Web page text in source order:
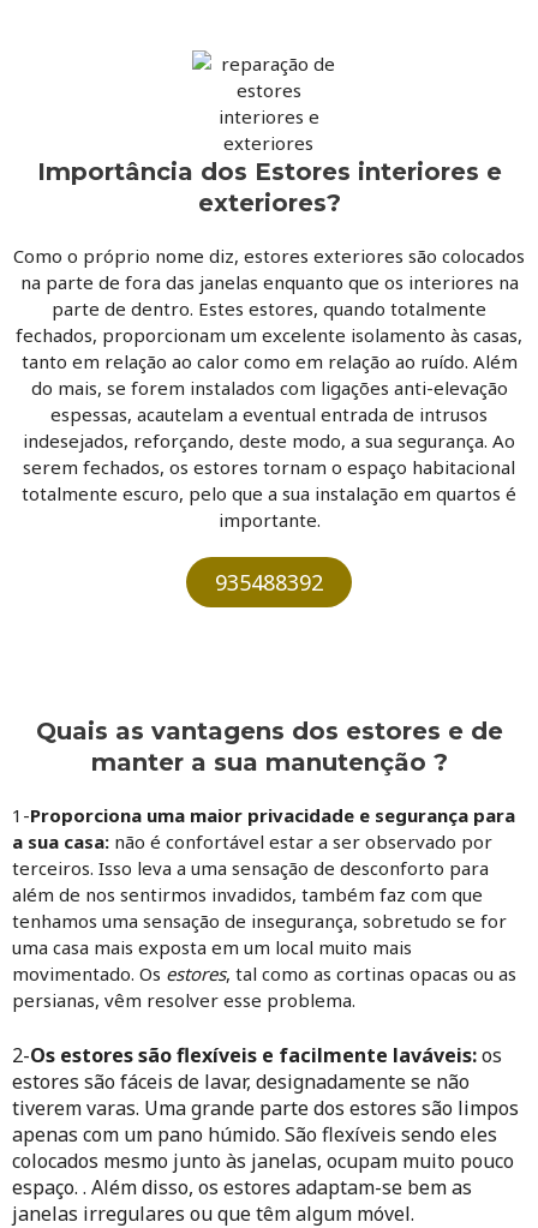
Importância dos Estores interiores e
exteriores?
Como o próprio nome diz, estores exteriores são colocados
na parte de fora das janelas enquanto que os interiores na
parte de dentro. Estes estores, quando totalmente
fechados, proporcionam um excelente isolamento às casas,
tanto em relação ao calor como em relação ao ruído. Além
do mais, se forem instalados com ligações anti-elevação
espessas, acautelam a eventual entrada de intrusos
indesejados, reforçando, deste modo, a sua segurança. Ao
serem fechados, os estores tornam o espaço habitacional
totalmente escuro, pelo que a sua instalação em quartos é
importante.
935488392
Quais as vantagens dos estores e de
manter a sua manutenção ?
1-Proporciona uma maior privacidade e segurança para
a sua casa: não é confortável estar a ser observado por
terceiros. Isso leva a uma sensação de desconforto para
além de nos sentirmos invadidos, também faz com que
tenhamos uma sensação de insegurança, sobretudo se for
uma casa mais exposta em um local muito mais
movimentado. Os estores, tal como as cortinas opacas ou as
persianas, vêm resolver esse problema.
2-Os estores são flexíveis e facilmente laváveis:os
estores são fáceis de lavar, designadamente se não
tiverem varas. Uma grande parte dos estores são limpos
apenas com um pano húmido. São flexíveis sendo eles
colocados mesmo junto às janelas, ocupam muito pouco
espaço. . Além disso, os estores adaptam-se bem as
janelas irregulares ou que têm algum móvel.